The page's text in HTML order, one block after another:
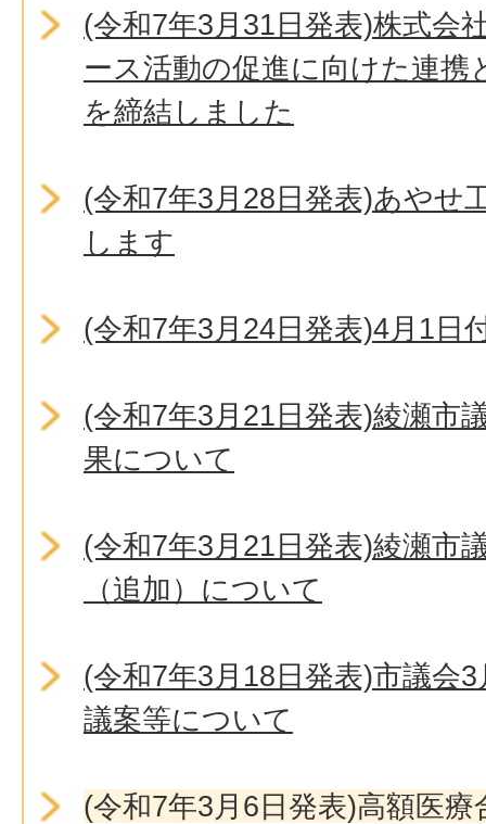
(令和7年3月31日発表)株式会
ース活動の促進に向けた連携
を締結しました
(令和7年3月28日発表)あやせ
します
(令和7年3月24日発表)4月1日
(令和7年3月21日発表)綾瀬市
果について
(令和7年3月21日発表)綾瀬市
（追加）について
(令和7年3月18日発表)市議会
議案等について
(令和7年3月6日発表)高額医